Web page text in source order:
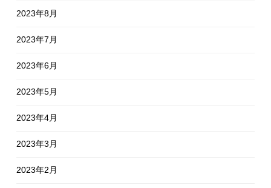
2023年8月
2023年7月
2023年6月
2023年5月
2023年4月
2023年3月
2023年2月